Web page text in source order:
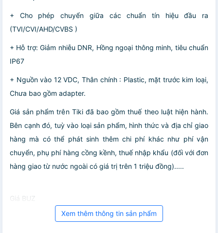
+ Cho phép chuyển giữa các chuẩn tín hiệu đầu ra
(TVI/CVI/AHD/CVBS )
+ Hỗ trợ: Giảm nhiễu DNR, Hồng ngoại thông minh, tiêu chuẩn
IP67
+ Nguồn vào 12 VDC, Thân chính : Plastic, mặt trước kim loại,
Chưa bao gồm adapter.
Giá sản phẩm trên Tiki đã bao gồm thuế theo luật hiện hành.
Bên cạnh đó, tuỳ vào loại sản phẩm, hình thức và địa chỉ giao
hàng mà có thể phát sinh thêm chi phí khác như phí vận
chuyển, phụ phí hàng cồng kềnh, thuế nhập khẩu (đối với đơn
hàng giao từ nước ngoài có giá trị trên 1 triệu đồng).....
Giá BUZ
Xem thêm thông tin sản phẩm